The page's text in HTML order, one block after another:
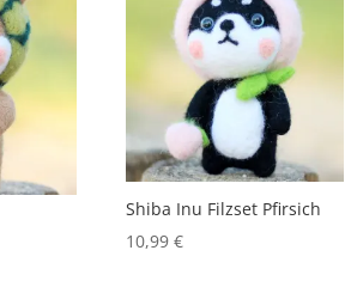
Shiba Inu Filzset Pfirsich
10,99 €